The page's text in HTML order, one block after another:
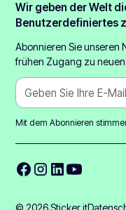
Wir geben der Welt
Benutzerdefiniertes
Abonnieren Sie unseren
frühen Zugang zu
Mit dem Abonnieren